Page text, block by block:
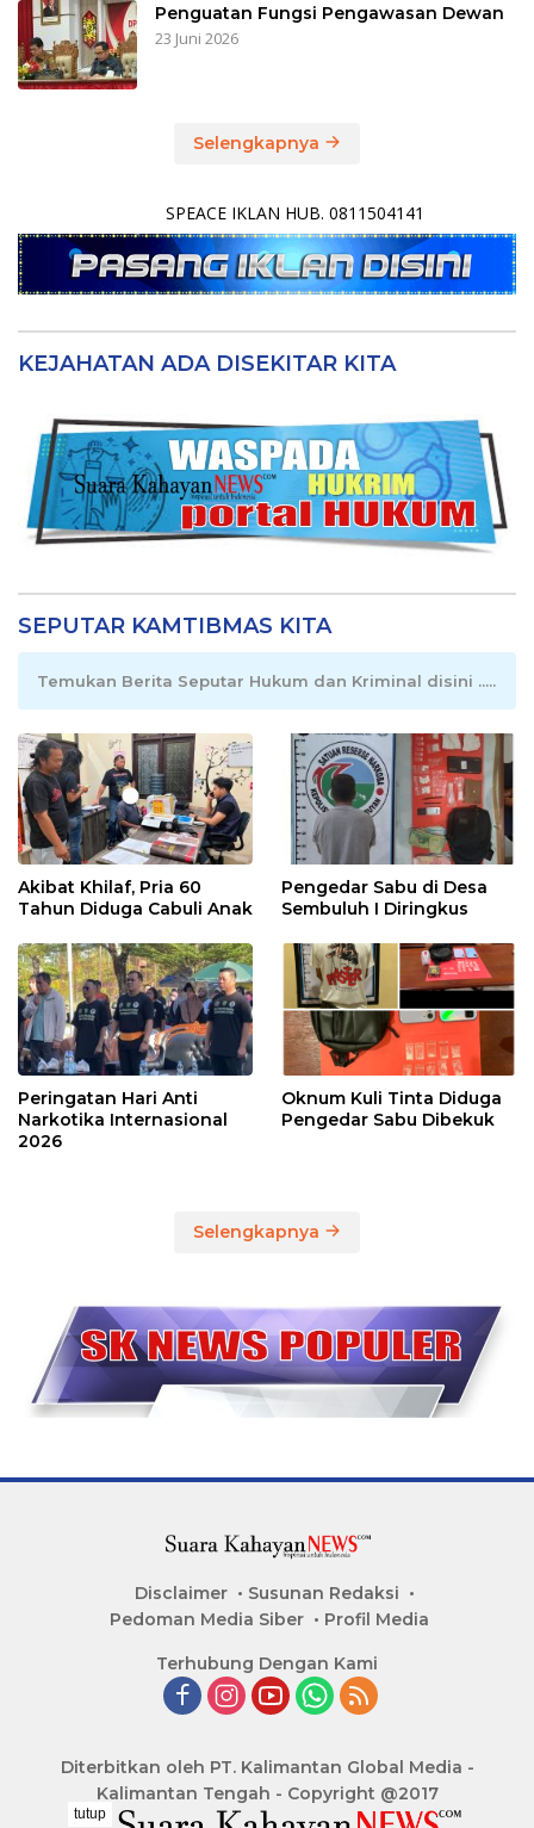
Penguatan Fungsi Pengawasan Dewan
23 Juni 2026
Selengkapnya
SPEACE IKLAN HUB. 0811504141
KEJAHATAN ADA DISEKITAR KITA
SEPUTAR KAMTIBMAS KITA
Temukan Berita Seputar Hukum dan Kriminal disini .....
Akibat Khilaf, Pria 60
Tahun Diduga Cabuli Anak
Pengedar Sabu di Desa
Sembuluh I Diringkus
Peringatan Hari Anti
Narkotika Internasional
2026
Oknum Kuli Tinta Diduga
Pengedar Sabu Dibekuk
Selengkapnya
Disclaimer
Susunan Redaksi
Pedoman Media Siber
Profil Media
Terhubung Dengan Kami
Diterbitkan oleh PT. Kalimantan Global Media -
Kalimantan Tengah - Copyright @2017
tutup